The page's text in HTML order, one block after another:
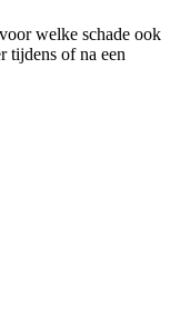
welke schade ook
tijdens of na een